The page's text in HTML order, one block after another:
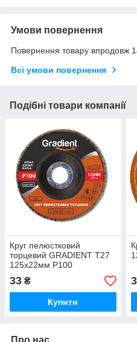
Умови повернення
Повернення товару впродовж
Всі умови повернення
Подібні товари компанії
Круг пелюстковий
торцевий GRADIENT Т27
125x22мм Р100
33 ₴
Купити